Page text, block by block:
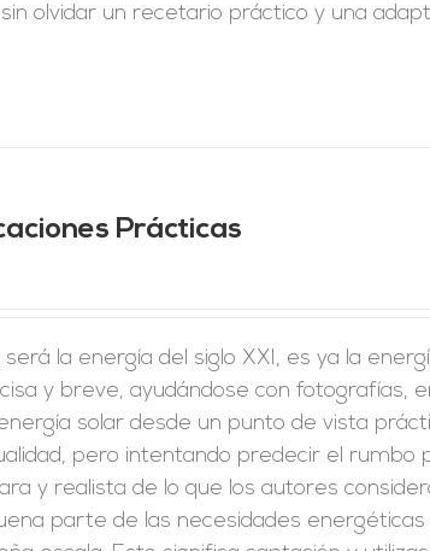
olvidar un recetario práctico y una
Prácticas
la energía del siglo XXI, es ya la
y breve, ayudándose con fotografías,
solar desde un punto de vista
pero intentando predecir el rumbo
y realista de lo que los autores
parte de las necesidades energéticas